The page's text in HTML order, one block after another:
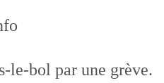
le-bol par une grève.